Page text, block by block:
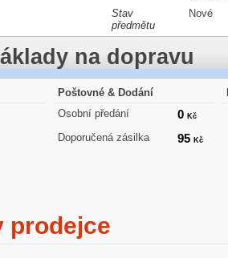
Stav
předmětu
Nové
na dopravu
Poštovné & Dodání
Osobní předání
0 Kč
Doporučená zásilka 95 Kč
prodejce